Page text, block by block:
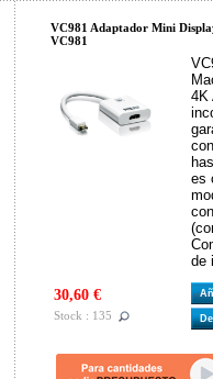
VC981 Adaptador Mini
VC981
4K
es
de
30,60 €
Stock : 135